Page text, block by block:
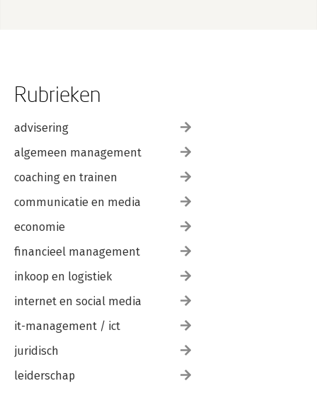
Rubrieken
advisering
algemeen management
coaching en trainen
communicatie en media
economie
financieel management
inkoop en logistiek
internet en social media
it-management / ict
juridisch
leiderschap